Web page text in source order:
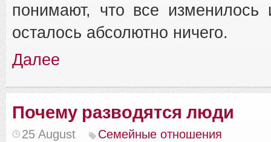
понимают, что все изменилось
осталось абсолютно ничего.
Далее
Почему разводятся люди
25 August Семейные отношения